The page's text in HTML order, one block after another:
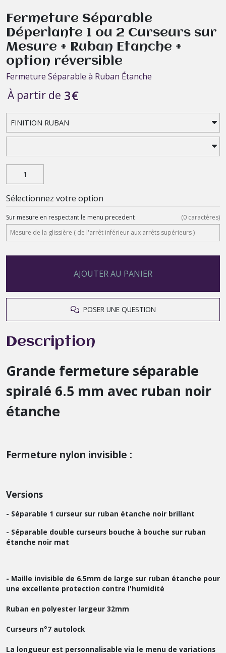
Fermeture Séparable
Déperlante 1 ou 2 Curseurs sur
Mesure + Ruban Etanche +
option réversible
Fermeture Séparable à Ruban Étanche
À partir de 3€
Sélectionnez votre option
Sur mesure en respectant le menu precedent (0 caractères)
AJOUTER AU PANIER
POSER UNE QUESTION
Description
Grande fermeture séparable
spiralé 6.5 mm avec ruban noir
étanche
Fermeture nylon invisible :
Versions
- Séparable 1 curseur sur ruban étanche noir brillant
- Séparable double curseurs bouche à bouche sur ruban
étanche noir mat
- Maille invisible de 6.5mm de large sur ruban étanche pour
une excellente protection contre l'humidité
Ruban en polyester largeur 32mm
Curseurs n°7 autolock
La longueur est personnalisable via le menu de variations